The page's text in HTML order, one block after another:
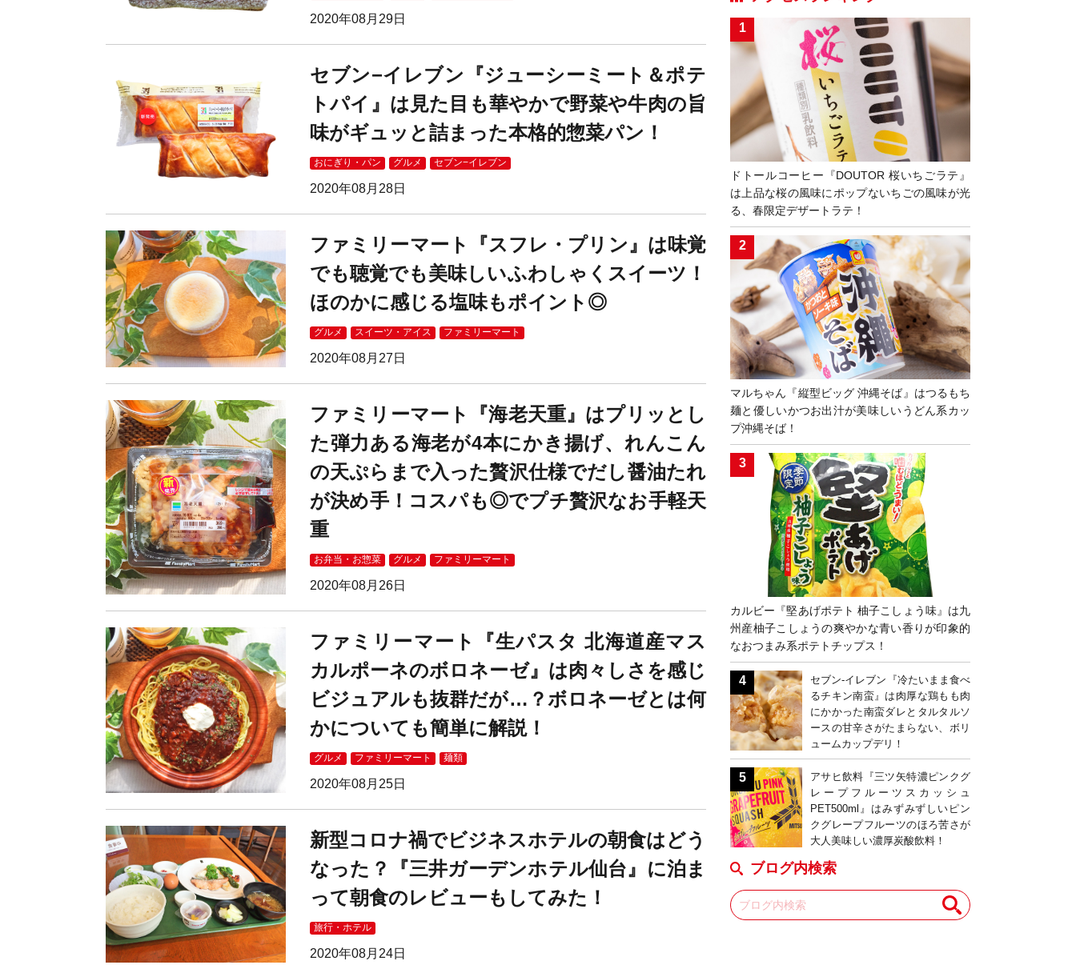
2020年08月29日
セブン−イレブン『ジューシーミート＆ポテ
トパイ』は見た目も華やかで野菜や牛肉の旨
味がギュッと詰まった本格的惣菜パン！
おにぎり・パン グルメ セブン−イレブン
2020年08月28日
ファミリーマート『スフレ・プリン』は味覚
でも聴覚でも美味しいふわしゃくスイーツ！
ほのかに感じる塩味もポイント◎
グルメ スイーツ・アイス ファミリーマート
2020年08月27日
ファミリーマート『海老天重』はプリッとし
た弾力ある海老が4本にかき揚げ、れんこん
の天ぷらまで入った贅沢仕様でだし醤油たれ
が決め手！コスパも◎でプチ贅沢なお手軽天
重
お弁当・お惣菜 グルメ ファミリーマート
2020年08月26日
ファミリーマート『生パスタ 北海道産マス
カルポーネのボロネーゼ』は肉々しさを感じ
ビジュアルも抜群だが…？ボロネーゼとは何
かについても簡単に解説！
グルメ ファミリーマート 麺類
2020年08月25日
新型コロナ禍でビジネスホテルの朝食はどう
なった？『三井ガーデンホテル仙台』に泊ま
って朝食のレビューもしてみた！
旅行・ホテル
2020年08月24日
ドトールコーヒー『DOUTOR 桜いちごラテ』
は上品な桜の風味にポップないちごの風味が光
る、春限定デザートラテ！
マルちゃん『縦型ビッグ 沖縄そば』はつるもち
麺と優しいかつお出汁が美味しいうどん系カッ
プ沖縄そば！
カルビー『堅あげポテト 柚子こしょう味』は九
州産柚子こしょうの爽やかな青い香りが印象的
なおつまみ系ポテトチップス！
セブン-イレブン『冷たいまま食べ
るチキン南蛮』は肉厚な鶏もも肉
にかかった南蛮ダレとタルタルソ
ースの甘辛さがたまらない、ボリ
ュームカップデリ！
アサヒ飲料『三ツ矢特濃ピンクグ
レープフルーツスカッシュ
PET500ml』はみずみずしいピン
クグレープフルーツのほろ苦さが
大人美味しい濃厚炭酸飲料！
ブログ内検索